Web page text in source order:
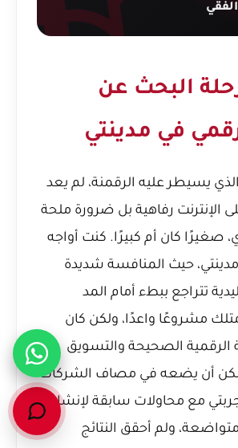
البحث عن
في مدينتي
يسيطر عليه الرقمنة، لم يعد
الإنترنت رفاهية بل ضرورة ملحة
صغيرًا كان أم كبيرًا. كنت أواجه
مدينتي، حيث المنافسة شديدة
تتراجع ببطء أمام المد
مشروعًا واعدًا، ولكن كان
الرقمية الصحيحة والتسويق
أن يضعه في مصاف الشركات
مع محاولات سابقة لإنشاء
ولم أحقق النتائج